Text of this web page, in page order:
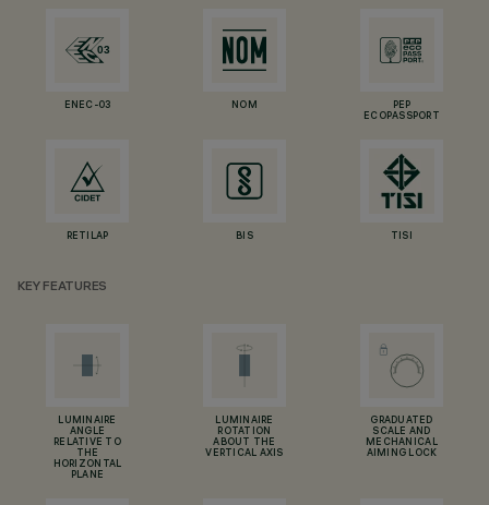
ENEC-03 NOM
PEP
ECOPASSPORT
RETILAP BIS TISI
KEY FEATURES
LUMINAIRE
ANGLE
RELATIVE TO
THE
HORIZONTAL
PLANE
LUMINAIRE
ROTATION
ABOUT THE
VERTICAL AXIS
GRADUATED
SCALE AND
MECHANICAL
AIMING LOCK